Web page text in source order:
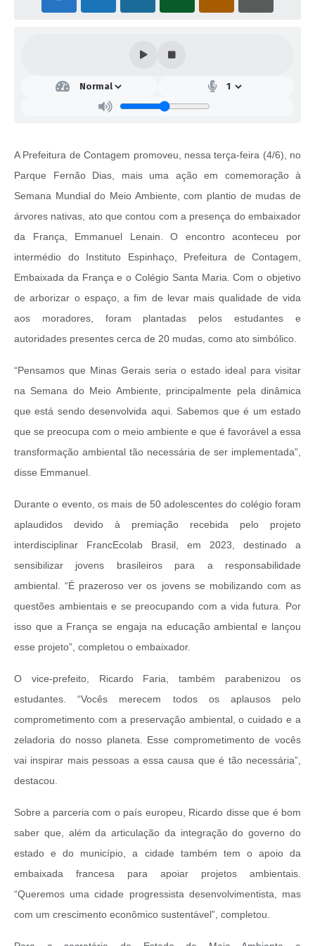
A Prefeitura de Contagem promoveu, nessa terça-feira (4/6), no
Parque Fernão Dias, mais uma ação em comemoração à
Semana Mundial do Meio Ambiente, com plantio de mudas de
árvores nativas, ato que contou com a presença do embaixador
da França, Emmanuel Lenain. O encontro aconteceu por
intermédio do Instituto Espinhaço, Prefeitura de Contagem,
Embaixada da França e o Colégio Santa Maria. Com o objetivo
de arborizar o espaço, a fim de levar mais qualidade de vida
aos moradores, foram plantadas pelos estudantes e
autoridades presentes cerca de 20 mudas, como ato simbólico.
“Pensamos que Minas Gerais seria o estado ideal para visitar
na Semana do Meio Ambiente, principalmente pela dinâmica
que está sendo desenvolvida aqui. Sabemos que é um estado
que se preocupa com o meio ambiente e que é favorável a essa
transformação ambiental tão necessária de ser implementada”,
disse Emmanuel.
Durante o evento, os mais de 50 adolescentes do colégio foram
aplaudidos devido à premiação recebida pelo projeto
interdisciplinar FrancEcolab Brasil, em 2023, destinado a
sensibilizar jovens brasileiros para a responsabilidade
ambiental. “É prazeroso ver os jovens se mobilizando com as
questões ambientais e se preocupando com a vida futura. Por
isso que a França se engaja na educação ambiental e lançou
esse projeto”, completou o embaixador.
O vice-prefeito, Ricardo Faria, também parabenizou os
estudantes. “Vocês merecem todos os aplausos pelo
comprometimento com a preservação ambiental, o cuidado e a
zeladoria do nosso planeta. Esse comprometimento de vocês
vai inspirar mais pessoas a essa causa que é tão necessária”,
destacou.
Sobre a parceria com o país europeu, Ricardo disse que é bom
saber que, além da articulação da integração do governo do
estado e do município, a cidade também tem o apoio da
embaixada francesa para apoiar projetos ambientais.
“Queremos uma cidade progressista desenvolvimentista, mas
com um crescimento econômico sustentável”, completou.